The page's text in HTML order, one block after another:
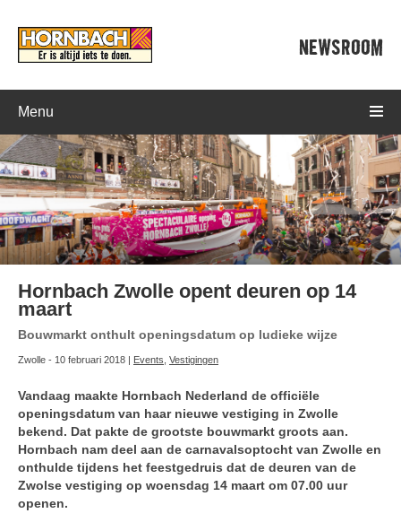
NEWSROOM
Menu
Hornbach Zwolle opent deuren op 14
maart
Bouwmarkt onthult openingsdatum op ludieke wijze
Zwolle - 10 februari 2018 | Events Vestigingen
Vandaag maakte Hornbach Nederland de officiële
openingsdatum van haar nieuwe vestiging in Zwolle
bekend. Dat pakte de grootste bouwmarkt groots aan.
Hornbach nam deel aan de carnavalsoptocht van Zwolle en
onthulde tijdens het feestgedruis dat de deuren van de
Zwolse vestiging op woensdag 14 maart om 07.00 uur
openen.